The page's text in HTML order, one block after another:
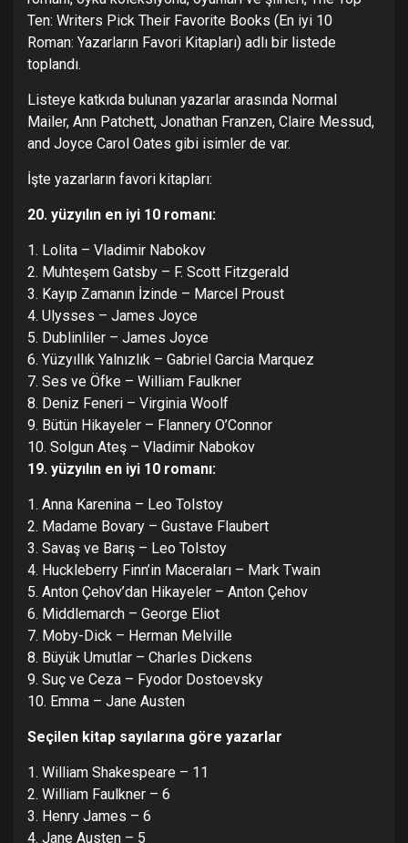
Ten: Writers Pick Their Favorite Books (En iyi 10
Roman: Yazarların Favori Kitapları) adlı bir listede
toplandı.
Listeye katkıda bulunan yazarlar arasında Normal
Mailer, Ann Patchett, Jonathan Franzen, Claire Messud,
and Joyce Carol Oates gibi isimler de var.
İşte yazarların favori kitapları:
20. yüzyılın en iyi 10 romanı:
1. Lolita – Vladimir Nabokov
2. Muhteşem Gatsby – F. Scott Fitzgerald
3. Kayıp Zamanın İzinde – Marcel Proust
4. Ulysses – James Joyce
5. Dublinliler – James Joyce
6. Yüzyıllık Yalnızlık – Gabriel Garcia Marquez
7. Ses ve Öfke – William Faulkner
8. Deniz Feneri – Virginia Woolf
9. Bütün Hikayeler – Flannery O’Connor
10. Solgun Ateş – Vladimir Nabokov
19. yüzyılın en iyi 10 romanı:
1. Anna Karenina – Leo Tolstoy
2. Madame Bovary – Gustave Flaubert
3. Savaş ve Barış – Leo Tolstoy
4. Huckleberry Finn’in Maceraları – Mark Twain
5. Anton Çehov’dan Hikayeler – Anton Çehov
6. Middlemarch – George Eliot
7. Moby-Dick – Herman Melville
8. Büyük Umutlar – Charles Dickens
9. Suç ve Ceza – Fyodor Dostoevsky
10. Emma – Jane Austen
Seçilen kitap sayılarına göre yazarlar
1. William Shakespeare – 11
2. William Faulkner – 6
3. Henry James – 6
4. Jane Austen – 5